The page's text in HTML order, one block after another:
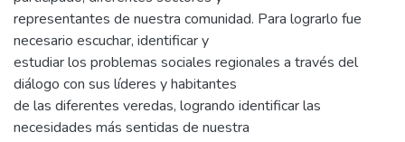
representantes de nuestra comunidad. Para lograrlo fue
necesario escuchar, identificar y
estudiar los problemas sociales regionales a través del
diálogo con sus líderes y habitantes
de las diferentes veredas, logrando identificar las
necesidades más sentidas de nuestra